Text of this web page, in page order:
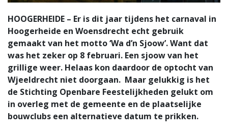
HOOGERHEIDE – Er is dit jaar tijdens het carnaval in
Hoogerheide en Woensdrecht echt gebruik
gemaakt van het motto ‘Wa d’n Sjoow’. Want dat
was het zeker op 8 februari. Een sjoow van het
grillige weer. Helaas kon daardoor de optocht van
Wjeeldrecht niet doorgaan. Maar gelukkig is het
de Stichting Openbare Feestelijkheden gelukt om
in overleg met de gemeente en de plaatselijke
bouwclubs een alternatieve datum te prikken.